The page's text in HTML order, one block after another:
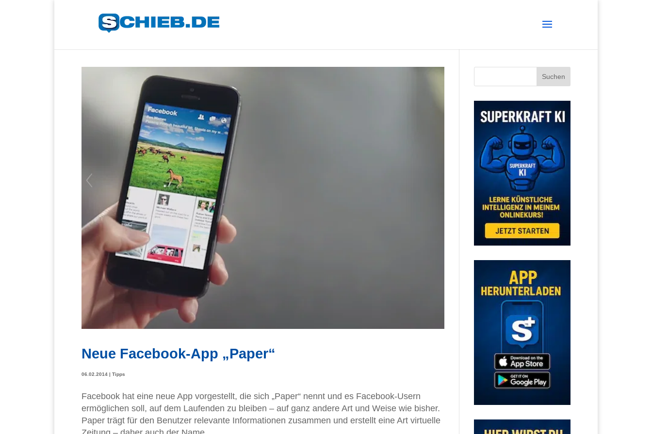
Neue Facebook-App „Paper“
06.02.2014 Tipps
Facebook hat eine neue App vorgestellt, die sich „Paper“ nennt und es Facebook-Usern
ermöglichen soll, auf dem Laufenden zu bleiben – auf ganz andere Art und Weise wie bisher.
Paper trägt für den Benutzer relevante Informationen zusammen und erstellt eine Art virtuelle